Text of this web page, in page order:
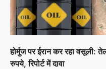
होर्मुज पर ईरान कर रहा वसूली:
रुपये, रिपोर्ट में दावा